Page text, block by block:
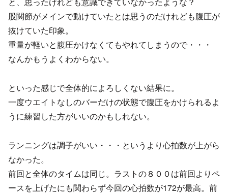
股関節がメインで動けていたとは思うのだけれども腹圧が
抜けていた印象。
重量が軽いと腹圧かけなくてもやれてしまうので・・・
なんかもうよくわからない。
といった感じで全体的によろしくない結果に。
一度ウエイトなしのバーだけの状態で腹圧をかけられるよ
うに練習した方がいいのかもしれない。
ランニングは調子がいい・・・というより心拍数が上がら
なかった。
前回と全体のタイムは同じ。ラストの８００は前回よりペ
ースを上げたにも関わらず今回の心拍数が172が最高。前